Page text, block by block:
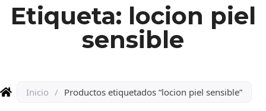
Etiqueta: locion piel
sensible
Inicio / Productos etiquetados “locion piel sensible”